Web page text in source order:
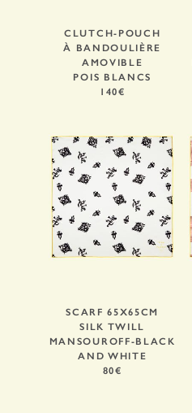
CLUTCH-POUCH
À BANDOULIÈRE
AMOVIBLE
POIS BLANCS
140€
SCARF 65X65CM
SILK TWILL
MANSOUROFF-BLACK
AND WHITE
80€